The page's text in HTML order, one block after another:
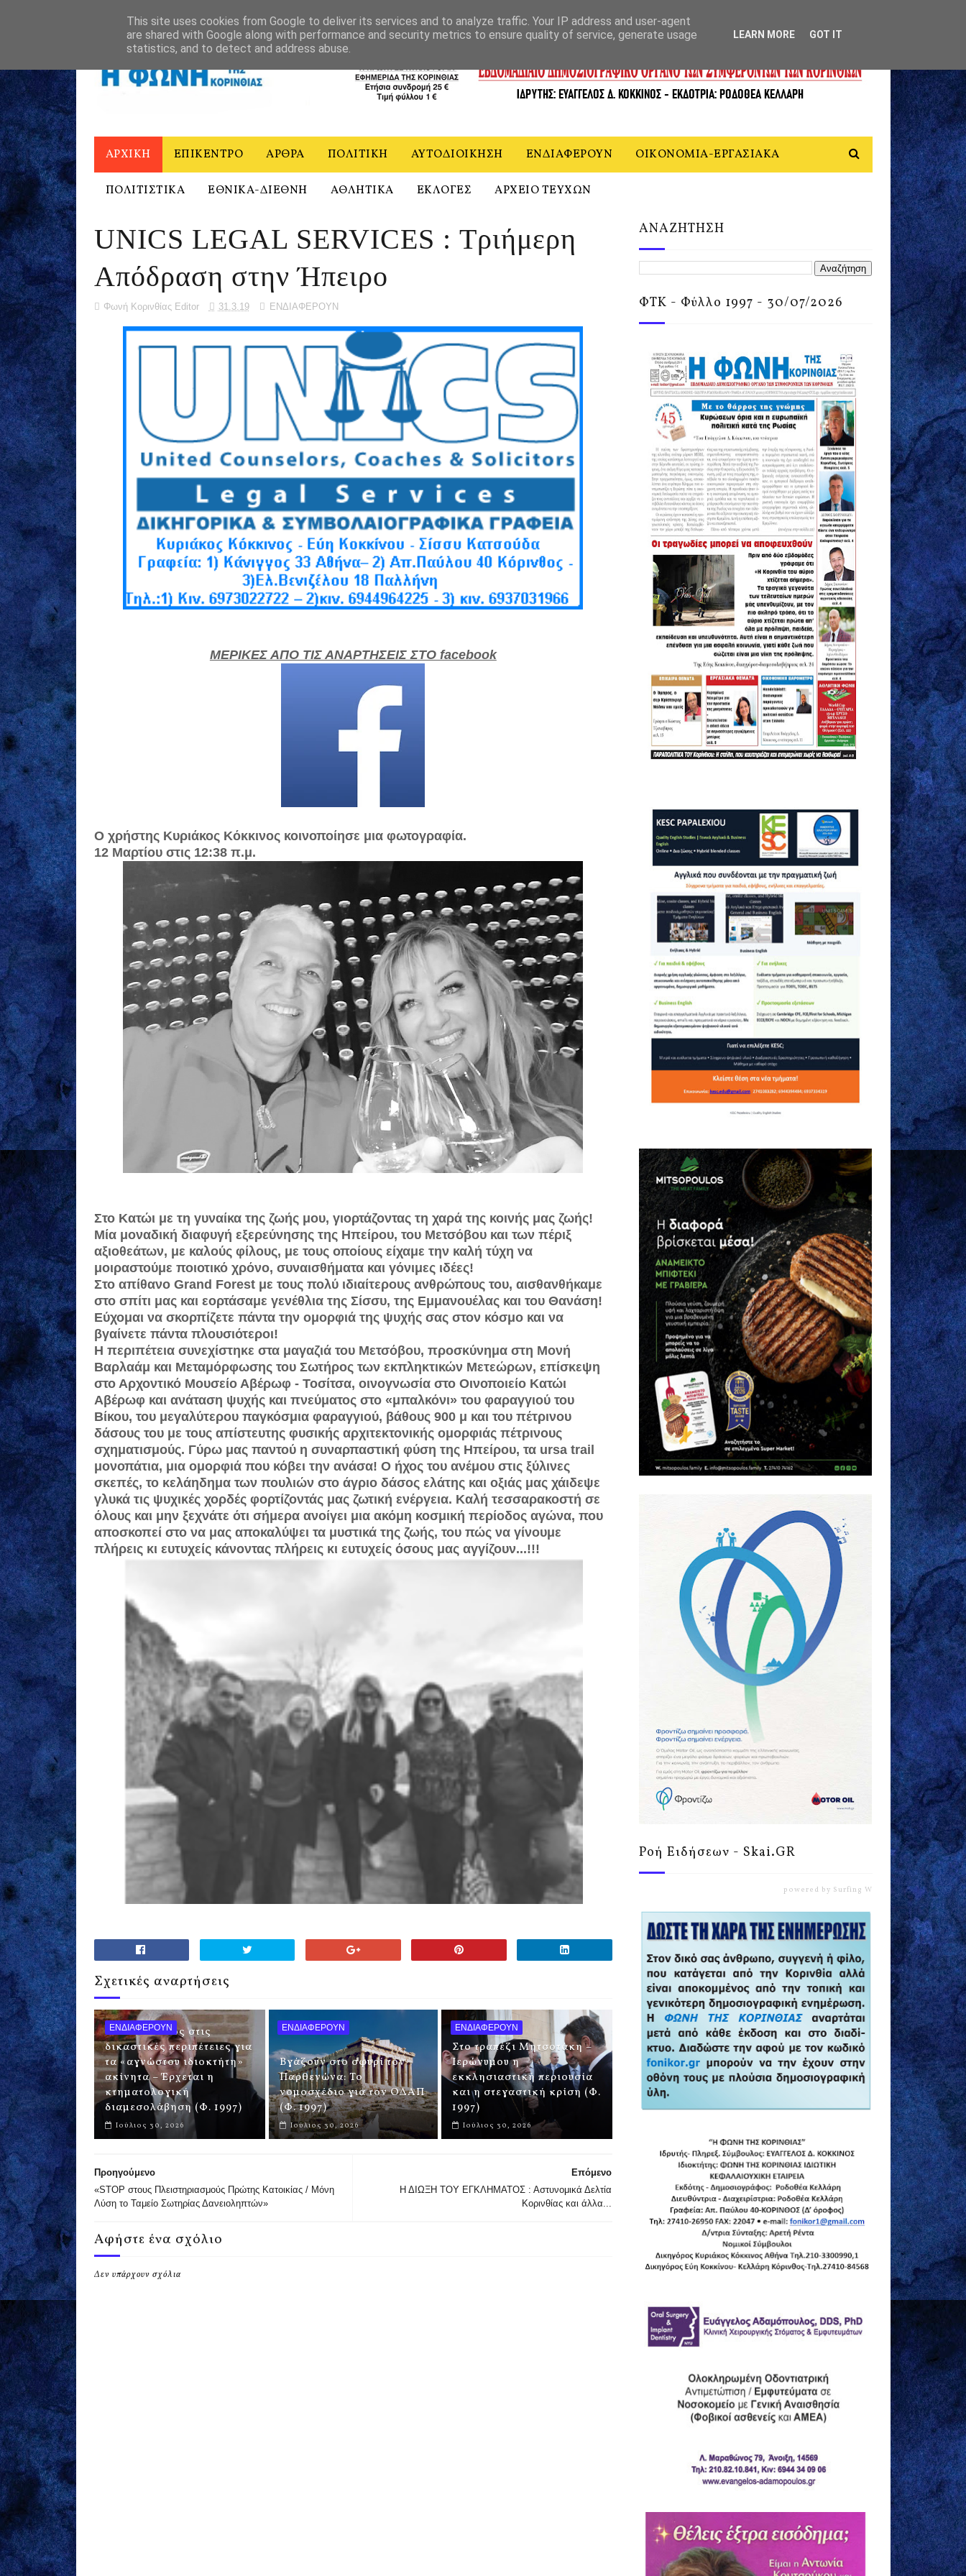
Η ΦΩΝΗ ΤΗΣ ΚΟΡΙΝΘΙΑΣ - ΙΣΤΟΡΙΚΟ ΕΠΙΚΟΙΝΩΝΙΑ
ΑΡΧΙΚΗ ΕΠΙΚΕΝΤΡΟ ΑΡΘΡΑ ΠΟΛΙΤΙΚΗ ΑΥΤΟΔΙΟΙΚΗΣΗ ΕΝΔΙΑΦΕΡΟΥΝ ΟΙΚΟΝΟΜΙΑ-ΕΡΓΑΣΙΑΚΑ
ΠΟΛΙΤΙΣΤΙΚΑ ΕΘΝΙΚΑ-ΔΙΕΘΝΗ ΑΘΛΗΤΙΚΑ ΕΚΛΟΓΕΣ ΑΡΧΕΙΟ ΤΕΥΧΩΝ
UNICS LEGAL SERVICES : Τριήμερη
Απόδραση στην Ήπειρο
Φωνή Κορινθίας Editor 31.3.19 ΕΝΔΙΑΦΕΡΟΥΝ
ΜΕΡΙΚΕΣ ΑΠΟ ΤΙΣ ΑΝΑΡΤΗΣΕΙΣ ΣΤΟ facebook
Ο χρήστης Κυριάκος Κόκκινος κοινοποίησε μια φωτογραφία.
12 Μαρτίου στις 12:38 π.μ.
Στο Κατώι με τη γυναίκα της ζωής μου, γιορτάζοντας τη χαρά της κοινής μας ζωής!
Μία μοναδική διαφυγή εξερεύνησης της Ηπείρου, του Μετσόβου και των πέριξ
αξιοθεάτων, με καλούς φίλους, με τους οποίους εί­χαμε την καλή τύχη να
μοιραστούμε ποιοτικό χρόνο, συναισθήμα­τα και γόνιμες ιδέες!
Στο απίθανο Grand Forest με τους πολύ ιδιαίτερους ανθρώπους του, αισθανθήκαμε
στο σπίτι μας και εορτάσαμε γενέθλια της Σίσ­συ, της Εμμανουέλας και του Θανάση!
Εύχομαι να σκορπίζετε πά­ντα την ομορφιά της ψυχής σας στον κόσμο και να
βγαίνετε πάντα πλουσιότεροι!
Η περιπέτεια συνεχίστηκε στα μαγαζιά του Μετσόβου, προσκύ­νημα στη Μονή
Βαρλαάμ και Μεταμόρφωσης του Σωτήρος των εκ­πληκτικών Μετεώρων, επίσκεψη
στο Αρχοντικό Μουσείο Αβέρωφ - Τοσίτσα, οινογνωσία στο Οινοποιείο Κατώι
Αβέρωφ και ανάταση ψυχής και πνεύματος στο «μπαλκόνι» του φαραγγιού του
Βίκου, του μεγαλύτερου παγκόσμια φαραγγιού, βάθους 900 μ και του πέ­τρινου
δάσους του με τους απίστευτης φυσικής αρχιτεκτονικής ο­μορφιάς πέτρινους
σχηματισμούς. Γύρω μας παντού η συναρπαστι­κή φύση της Ηπείρου, τα ursa trail
μονοπάτια, μια ομορφιά που κό­βει την ανάσα! Ο ήχος του ανέμου στις ξύλινες
σκεπές, το κελάη­δημα των πουλιών στο άγριο δάσος ελάτης και οξιάς μας χάιδεψε
γλυκά τις ψυχικές χορδές φορτίζοντάς μας ζωτική ενέργεια. Καλή τεσσαρακοστή σε
όλους και μην ξεχνάτε ότι σήμερα ανοίγει μια α­κόμη κοσμική περίοδος αγώνα, που
αποσκοπεί στο να μας αποκα­λύψει τα μυστικά της ζωής, του πώς να γίνουμε
πλήρεις κι ευτυχείς κάνοντας πλήρεις κι ευτυχείς όσους μας αγγίζουν...!!!
Σχετικές αναρτήσεις
ΕΝΔΙΑΦΕΡΟΥΝ
UNICS - Τέλος στις
δικαστικές περιπέτειες για
τα «αγνώστου ιδιοκτήτη»
ακίνητα – Έρχεται η
κτηματολογική
διαμεσολάβηση (Φ. 1997)
Ιούλιος 30, 2026
ΕΝΔΙΑΦΕΡΟΥΝ
Βγάζουν στο σφυρί τον
Παρθενώνα: Το
νομοσχέδιο για τον ΟΔΑΠ
(Φ. 1997)
Ιούλιος 30, 2026
ΕΝΔΙΑΦΕΡΟΥΝ
Στο τραπέζι Μητσοτάκη –
Ιερώνυμου η
εκκλησιαστική περιουσία
και η στεγαστική κρίση (Φ.
1997)
Ιούλιος 30, 2026
Επόμενο
Η ΔΙΩΞΗ ΤΟΥ ΕΓΚΛΗΜΑΤΟΣ : Αστυνομικά Δελτία
Κορινθίας και άλλα...
Προηγούμενο
«STOP στους Πλειστηριασμούς Πρώτης Κατοικίας / Μόνη
Λύση το Ταμείο Σωτηρίας Δανειοληπτών»
Αφήστε ένα σχόλιο
Δεν υπάρχουν σχόλια
ΑΝΑΖΗΤΗΣΗ
ΦΤΚ - Φύλλο 1997 - 30/07/2026
Ροή Ειδήσεων - Skai.GR
powered by Surfing Waves
This site uses cookies from Google to deliver its services and to analyze traffic. Your IP address and user-agent
are shared with Google along with performance and security metrics to ensure quality of service, generate usage
statistics, and to detect and address abuse.
LEARN MORE GOT IT